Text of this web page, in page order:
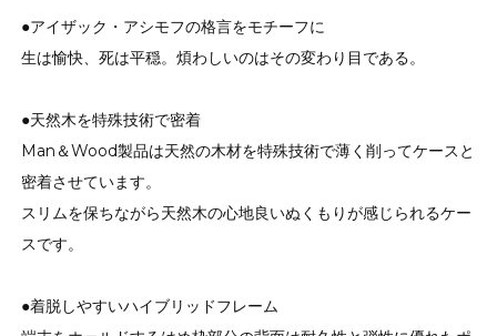
●アイザック・アシモフの格言をモチーフに
生は愉快、死は平穏。煩わしいのはその変わり目である。
●天然木を特殊技術で密着
Man＆Wood製品は天然の木材を特殊技術で薄く削ってケースと
密着させています。
スリムを保ちながら天然木の心地良いぬくもりが感じられるケー
スです。
●着脱しやすいハイブリッドフレーム